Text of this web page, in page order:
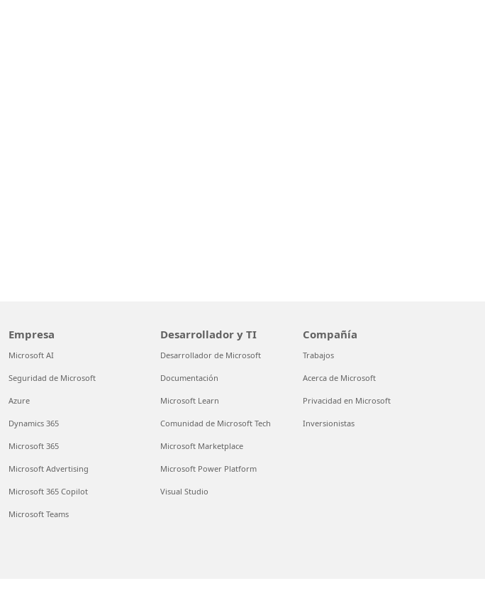
Empresa
Microsoft AI
Seguridad de Microsoft
Azure
Dynamics 365
Microsoft 365
Microsoft Advertising
Microsoft 365 Copilot
Microsoft Teams
Desarrollador y TI
Desarrollador de Microsoft
Documentación
Microsoft Learn
Comunidad de Microsoft Tech
Microsoft Marketplace
Microsoft Power Platform
Visual Studio
Compañía
Trabajos
Acerca de Microsoft
Privacidad en Microsoft
Inversionistas